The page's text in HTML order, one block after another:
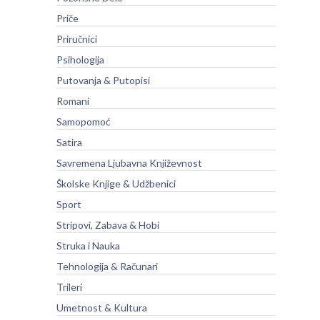
Priče
Priručnici
Psihologija
Putovanja & Putopisi
Romani
Samopomoć
Satira
Savremena Ljubavna Književnost
Školske Knjige & Udžbenici
Sport
Stripovi, Zabava & Hobi
Struka i Nauka
Tehnologija & Računari
Trileri
Umetnost & Kultura